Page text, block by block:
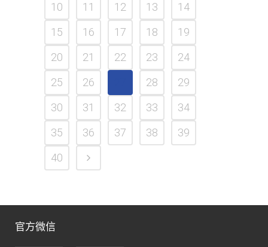
10
11 12 13
14
15
16 17 18
19
20
21 22 23
24
25
26 28
29
30
31 32 33
34
35
36 37 38
39
40
官方微信